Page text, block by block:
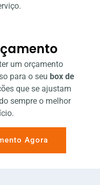
um orçamento
para o seu box de
que se ajustam
sempre o melhor
Agora